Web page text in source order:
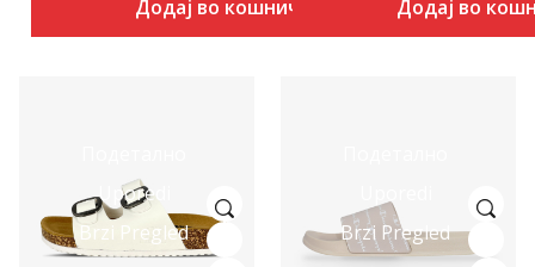
Додај во кошничка Додај во
Uporedi
Brzi Pregled
Brzi Pregled